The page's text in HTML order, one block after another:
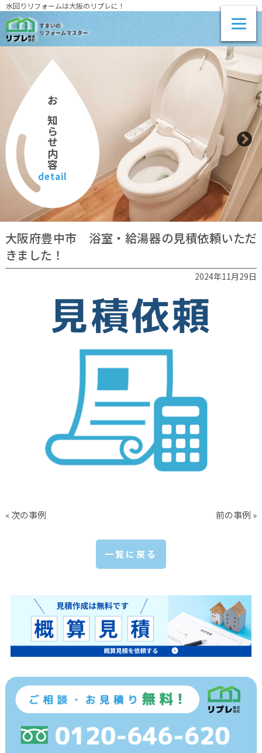
水回りリフォームは大阪のリプレに！
お知らせ内容
detail
大阪府豊中市 浴室・給湯器の見積依頼いただ
きました！
2024年11月29日
« 次の事例 前の事例 »
一覧に戻る